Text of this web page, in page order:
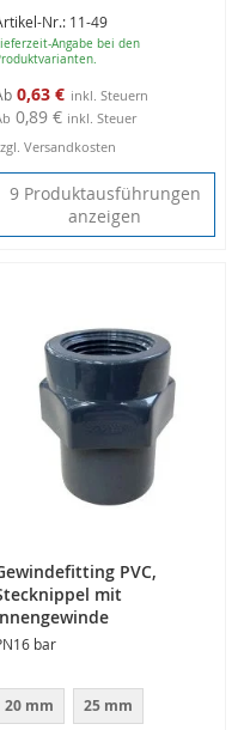
Nr.: 11-49
Angabe bei den
0,63 €
0,89 € inkl. Steuer
Versandkosten
9 Produktausführungen
anzeigen
PVC,
mit
bar
20 mm 25 mm